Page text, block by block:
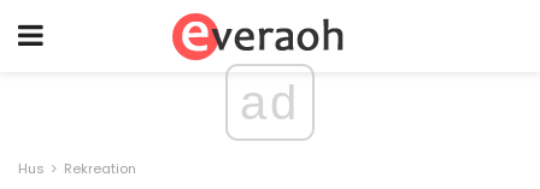
ad
Hus Rekreation